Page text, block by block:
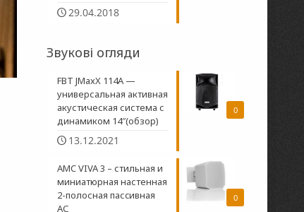
29.04.2018
Звукові огляди
0
FBT JMaxX 114A —
универсальная активная
акустическая система с
динамиком 14″(обзор)
13.12.2021
0
AMC VIVA 3 – стильная и
миниатюрная настенная
2-полосная пасcивная
АС